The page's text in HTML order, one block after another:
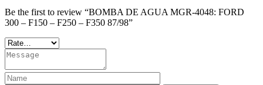
Be the first to review “BOMBA DE AGUA MGR-4048: FORD
300 – F150 – F250 – F350 87/98”